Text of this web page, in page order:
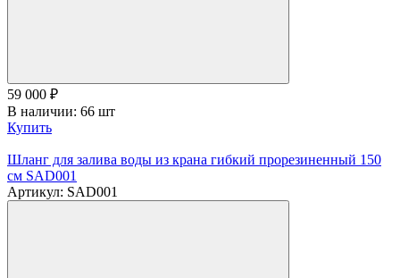
59 000 ₽
В наличии: 66 шт
Купить
Шланг для залива воды из крана гибкий прорезиненный 150
см SAD001
Артикул: SAD001